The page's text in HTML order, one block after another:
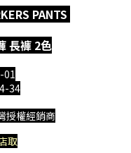
PANTS
長褲 2色
01
34
授權經銷商
取